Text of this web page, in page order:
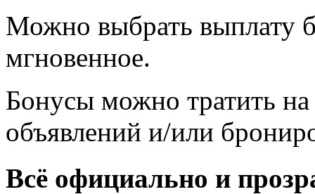
Можно выбрать выплату
мгновенное.
Бонусы можно тратить
объявлений и/или
Всё официально и